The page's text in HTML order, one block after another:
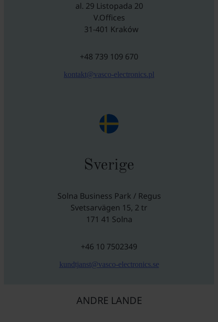
al. 29 Listopada 20
V.Offices
31-401 Kraków
+48 739 109 670
kontakt@vasco-electronics.pl
Sverige
Solna Business Park / Regus
Svetsarvägen 15, 2 tr
171 41 Solna
+46 10 7502349
kundtjanst@vasco-electronics.se
ANDRE LANDE